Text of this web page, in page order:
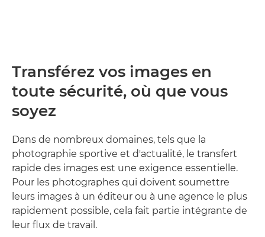
Transférez vos images en
toute sécurité, où que vous
soyez
Dans de nombreux domaines, tels que la
photographie sportive et d'actualité, le transfert
rapide des images est une exigence essentielle.
Pour les photographes qui doivent soumettre
leurs images à un éditeur ou à une agence le plus
rapidement possible, cela fait partie intégrante de
leur flux de travail.